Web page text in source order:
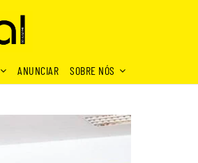
ANUNCIAR SOBRE NÓS